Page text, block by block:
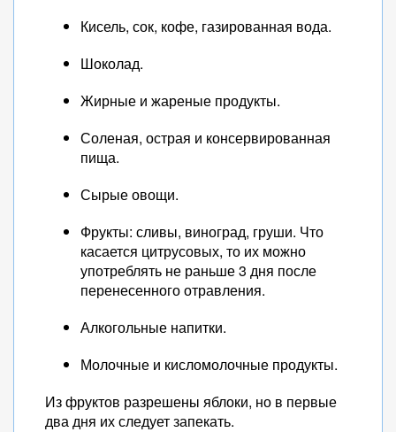
Кисель, сок, кофе, газированная вода.
Шоколад.
Жирные и жареные продукты.
Соленая, острая и консервированная
пища.
Сырые овощи.
Фрукты: сливы, виноград, груши. Что
касается цитрусовых, то их можно
употреблять не раньше 3 дня после
перенесенного отравления.
Алкогольные напитки.
Молочные и кисломолочные продукты.
Из фруктов разрешены яблоки, но в первые
два дня их следует запекать.